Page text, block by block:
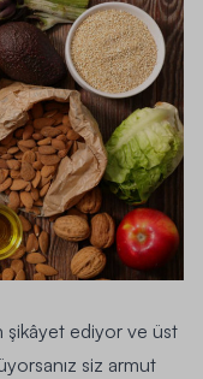
ediyor ve üst
siz armut